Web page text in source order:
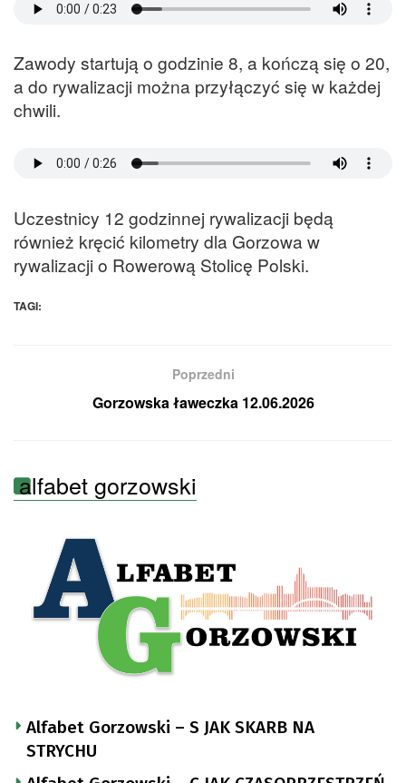
Zawody startują o godzinie 8, a kończą się o 20,
a do rywalizacji można przyłączyć się w każdej
chwili.
Uczestnicy 12 godzinnej rywalizacji będą
również kręcić kilometry dla Gorzowa w
rywalizacji o Rowerową Stolicę Polski.
TAGI:
Poprzedni
Gorzowska ławeczka 12.06.2026
alfabet gorzowski
Alfabet Gorzowski – S JAK SKARB NA
STRYCHU